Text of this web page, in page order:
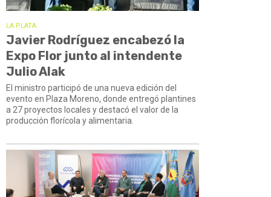
LA PLATA
Javier Rodríguez encabezó la
Expo Flor junto al intendente
Julio Alak
El ministro participó de una nueva edición del
evento en Plaza Moreno, donde entregó plantines
a 27 proyectos locales y destacó el valor de la
producción florícola y alimentaria.